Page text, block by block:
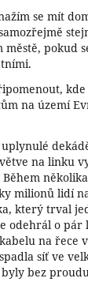
se mít
městě, pokud
na území
uplynulé
na linku
milionů lidí
který trval
odehrál o pár
na řece
síť ve
bez